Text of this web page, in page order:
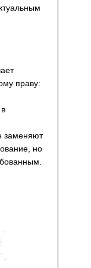
праву:
заменяют
но